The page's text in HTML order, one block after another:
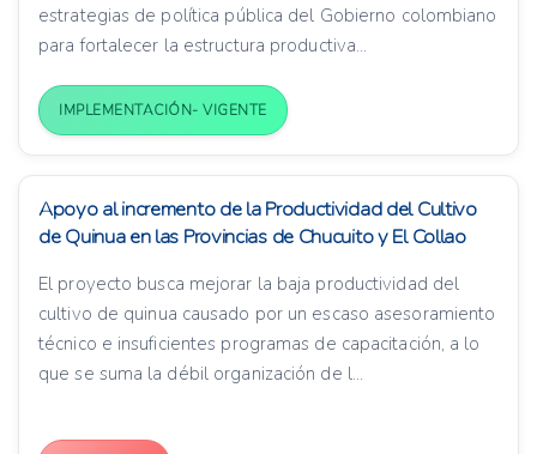
estrategias de política pública del Gobierno colombiano
para fortalecer la estructura productiva...
IMPLEMENTACIÓN- VIGENTE
Apoyo al incremento de la Productividad del Cultivo
de Quinua en las Provincias de Chucuito y El Collao
El proyecto busca mejorar la baja productividad del
cultivo de quinua causado por un escaso asesoramiento
técnico e insuficientes programas de capacitación, a lo
que se suma la débil organización de l...